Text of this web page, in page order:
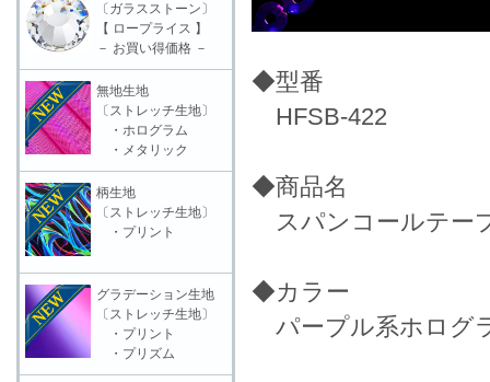
◆型番
HFSB-422
◆商品名
スパンコールテー
◆カラー
パープル系ホログ
〔ガラスストーン〕
【 ロープライス 】
－ お買い得価格 －
無地生地
〔ストレッチ生地〕
・ホログラム
・メタリック
柄生地
〔ストレッチ生地〕
・プリント
グラデーション生地
〔ストレッチ生地〕
・プリント
・プリズム